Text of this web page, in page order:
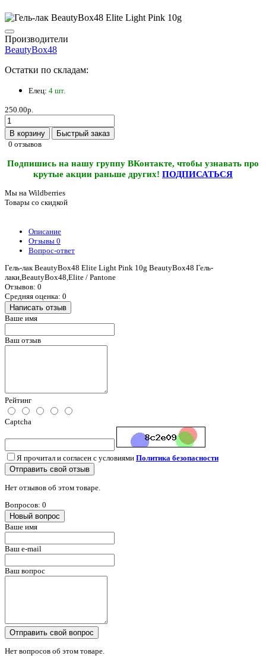
Производители
BeautyBox48
Остатки по складам:
Елец: 4 шт.
250.00р.
В корзину
Быстрый заказ
0 отзывов
Подпишись на нашу группу ВКонтакте, чтобы узнавать про
крутые акции раньше других! ПОДПИСАТЬСЯ
Мы на Wildberries
Товары со скидкой
Описание
Отзывы 0
Вопрос-ответ
Гель-лак BeautyBox48 Elite Light Pink 10g BeautyBox48 Гель-
лаки,BeautyBox48,Elite / Pantone
Отзывов: 0
Средняя оценка: 0
Написать отзыв
Ваше имя
Ваш отзыв
Рейтинг
Captcha
Я прочитал и согласен с условиями Политика безопасности
Отправить свой отзыв
Нет отзывов об этом товаре.
Вопросов: 0
Новый вопрос
Ваше имя
Ваш e-mail
Ваш вопрос
Отправить свой вопрос
Нет вопросов об этом товаре.